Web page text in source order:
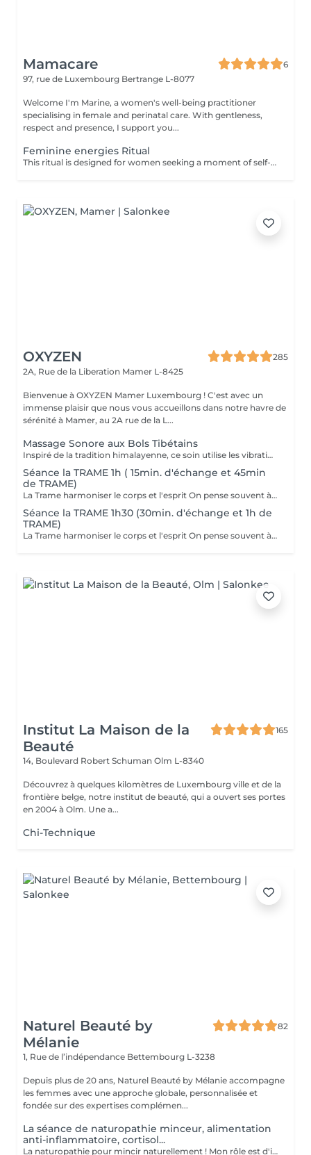
Mamacare
6
97, rue de Luxembourg Bertrange L-8077
Welcome I'm Marine, a women's well-being practitioner
specialising in female and perinatal care. With gentleness,
respect and presence, I support you...
Feminine energies Ritual
This ritual is designed for women seeking a moment of self-reconnection. It helps balance feminine energy, release emotional and energetic blockages, and strengthen the connection to intuition and creativity. Benefits: Deep relaxation, improved energy flow, renewed vitality, and mental clarity. The ritual includes a personalized consultation, a custom-blended oil, a meditation, and an energy healing session. Single session, deductible from a full support package.
OXYZEN
285
2A, Rue de la Liberation Mamer L-8425
Bienvenue à OXYZEN Mamer Luxembourg ! C'est avec un
immense plaisir que nous vous accueillons dans notre havre de
sérénité à Mamer, au 2A rue de la L...
Massage Sonore aux Bols Tibétains
Inspiré de la tradition himalayenne, ce soin utilise les vibrations profondes des bols Peter Hess pour rétablir l'équilibre entre le corps et l'esprit. Les sons se propagent à travers chaque cellule, relâchent les tensions et stimulent la circulation énergétique naturelle. Ce soin permet de : dissoudre les tensions physiques et émotionnelles, apaiser le mental et calmer les pensées, favoriser un sommeil réparateur et une sensation durable de sérénité. Chaque bol est placé à des endroits spécifiques, créant une symphonie de fréquences qui vous enveloppe et vous ramène à votre centre. Une expérience rare, profondément régénérante, à la croisée de la relaxation, de la méditation et de la thérapie vibratoire.
Séance la TRAME 1h ( 15min. d'échange et 45min
de TRAME)
La Trame harmoniser le corps et l'esprit On pense souvent à travailler son mental, mais on oublie que notre corps garde en mémoire des tensions et des émotions. Pour se sentir vraiment bien, il est essentiel d'harmoniser les deux. La Trame est une technique vibratoire qui aide à libérer les blocages et émotions cristallisées. Elle permet de retrouver sa trame initiale, de relâcher ce qui ne nous appartient pas et de rétablir une circulation fluide de l'énergie. - Bienfaits : diminution du stress, libération des tensions, apaisement émotionnel et retour à un état de calme et de légèreté. Une séance de Trame est une vraie parenthèse pour soi, un moment de lâcher-prise profond. Cette prestation est également disponible en bon cadeau. Vous pouvez réserver directement en ligne ou nous contacter pour fixer votre rendez-vous. Pour en savoir plus : https://www.oxyzen.lu/massages/soins-energetiques.html Déconseillé aux femmes enceintes. Avertissement : Nos soins sont dédiés au bien-être et à la relaxation. Ils ne remplacent pas un suivi médical et ne relèvent pas de la kinésithérapie.
Séance la TRAME 1h30 (30min. d'échange et 1h de
TRAME)
La Trame harmoniser le corps et l'esprit On pense souvent à travailler son mental, mais on oublie que notre corps garde en mémoire des tensions et des émotions. Pour se sentir vraiment bien, il est essentiel d'harmoniser les deux. La Trame est une technique vibratoire qui aide à libérer les blocages et émotions cristallisées. Elle permet de retrouver sa trame initiale, de relâcher ce qui ne nous appartient pas et de rétablir une circulation fluide de l'énergie. - Bienfaits : diminution du stress, libération des tensions, apaisement émotionnel et retour à un état de calme et de légèreté. Une séance de Trame est une vraie parenthèse pour soi, un moment de lâcher-prise profond. Cette prestation est également disponible en bon cadeau. Vous pouvez réserver directement en ligne ou nous contacter pour fixer votre rendez-vous. Pour en savoir plus : https://www.oxyzen.lu/massages/soins-energetiques.html Déconseillé aux femmes enceintes. Avertissement : Nos soins sont dédiés au bien-être et à la relaxation. Ils ne remplacent pas un suivi médical et ne relèvent pas de la kinésithérapie.
Institut La Maison de la
Beauté
165
14, Boulevard Robert Schuman Olm L-8340
Découvrez à quelques kilomètres de Luxembourg ville et de la
frontière belge, notre institut de beauté, qui a ouvert ses portes
en 2004 à Olm. Une a...
Chi-Technique
Naturel Beauté by
Mélanie
82
1, Rue de l’indépendance Bettembourg L-3238
Depuis plus de 20 ans, Naturel Beauté by Mélanie accompagne
les femmes avec une approche globale, personnalisée et
fondée sur des expertises complémen...
La séance de naturopathie minceur, alimentation
anti-inflammatoire, cortisol...
La naturopathie pour mincir naturellement ! Mon rôle est d'identifier les causes de votre surpoids afin de mettre en place un programme personnalisé et adapté visant à perdre du poids de façon durable et naturelle, en renforçant votre vitalité et votre état de santé. Echanges, découverte de vos habitudes de vie, mise en place d'un programme adapté en fonction de votre problématique et de votre objectif